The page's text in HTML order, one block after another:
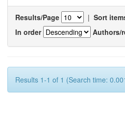
Results/Page | Sort
In order
Authors/
Results 1-1 of 1 (Search time: